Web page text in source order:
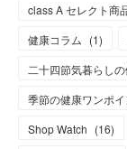
class A セレクト商
健康コラム (1)
二十四節気暮らし
季節の健康ワンポイ
Shop Watch (16)